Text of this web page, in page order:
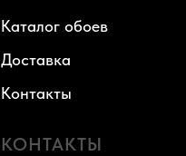
Каталог обоев
Доставка
Контакты
КОНТАКТЫ